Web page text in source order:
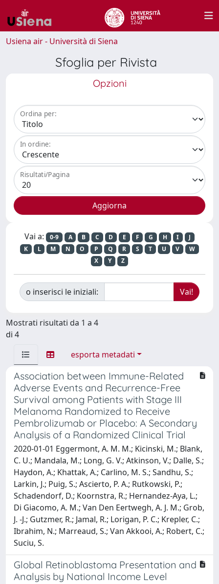
Usiena air - Università di Siena
Sfoglia per Rivista
Opzioni
Ordina per:
In ordine:
Risultati/Pagina
Vai a: 0-9 A B C D E F G H I
J
K
L M N O P Q R S T U V
W
X
Y Z
o inserisci le iniziali:
Mostrati risultati da 1 a 4
di 4
esporta metadati
Association between Immune-Related
Adverse Events and Recurrence-Free
Survival among Patients with Stage III
Melanoma Randomized to Receive
Pembrolizumab or Placebo: A Secondary
Analysis of a Randomized Clinical Trial
2020-01-01 Eggermont, A. M. M.; Kicinski, M.; Blank,
C. U.; Mandala, M.; Long, G. V.; Atkinson, V.; Dalle, S.;
Haydon, A.; Khattak, A.; Carlino, M. S.; Sandhu, S.;
Larkin, J.; Puig, S.; Ascierto, P. A.; Rutkowski, P.;
Schadendorf, D.; Koornstra, R.; Hernandez-Aya, L.;
Di Giacomo, A. M.; Van Den Eertwegh, A. J. M.; Grob,
J. -J.; Gutzmer, R.; Jamal, R.; Lorigan, P. C.; Krepler, C.;
Ibrahim, N.; Marreaud, S.; Van Akkooi, A.; Robert, C.;
Suciu, S.
Global Retinoblastoma Presentation and
Analysis by National Income Level